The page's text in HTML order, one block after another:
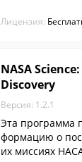
аекторию
Лицензия:
NASA
Discovery
Версия: 1.2.1
Эта программа
формацию о
их миссиях